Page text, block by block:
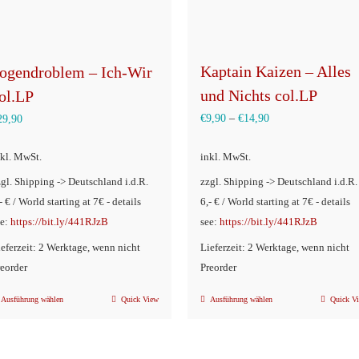
– Ich-Wir
MwSt.
Shipping -> Deutschland i.d.R.
€ / World starting at 7€ - details
https://bit.ly/441RJzB
2 Werktage, wenn nicht
Ausführung wählenDieses
Quick View
Kaptain Kaizen – Alles
und Nichts col.LP
€9,90 – €14,90
inkl. MwSt.
zzgl. Shipping -> Deutschland i.d.R.
6,- € / World starting at 7€ - details
see: https://bit.ly/441RJzB
Lieferzeit: 2 Werktage, wenn nicht
Preorder
Ausführung wählenDieses
Quick